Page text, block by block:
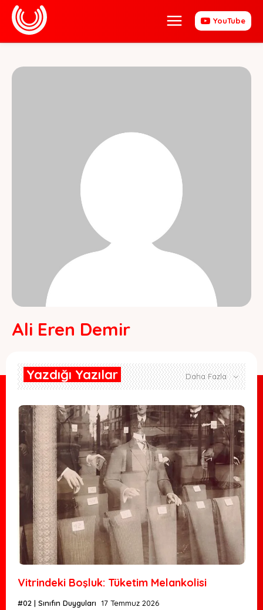
YouTube
Ali Eren Demir
Yazdığı Yazılar Daha Fazla
Vitrindeki Boşluk: Tüketim Melankolisi
#02 | Sınıfın Duyguları 17 Temmuz 2026